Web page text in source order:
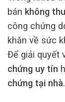
bán không
công chứng
khăn về sức
Để giải quyết
chứng uy tín
chứng tại nhà.